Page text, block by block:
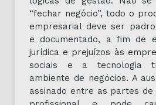
“fechar negócio”, todo o
empresarial deve ser
e documentado, a fim de
jurídica e prejuízos às
sociais e a tecnologia
ambiente de negócios. A
assinado entre as partes de